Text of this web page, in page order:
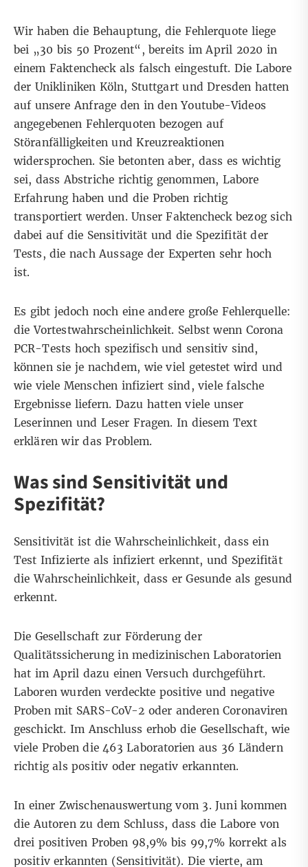
Wir haben die Behauptung, die Fehlerquote liege
bei „30 bis 50 Prozent“, bereits im April 2020 in
einemFaktencheckals falsch eingestuft. Die Labore
der Unikliniken Köln, Stuttgart und Dresden hatten
auf unsere Anfrage den in den Youtube-Videos
angegebenen Fehlerquoten bezogen auf
Störanfälligkeiten und Kreuzreaktionen
widersprochen. Sie betonten aber, dass es wichtig
sei, dass Abstriche richtig genommen, Labore
Erfahrung haben und die Proben richtig
transportiert werden. Unser Faktencheck bezog sich
dabei auf die Sensitivität und die Spezifitätder
Tests, die nach Aussage der Experten sehr hoch
ist.
Es gibt jedoch noch eine andere große Fehlerquelle:
die Vortestwahrscheinlichkeit. Selbst wenn Corona
PCR-Tests hoch spezifisch und sensitiv sind,
können sie je nachdem, wie viel getestet wird und
wie viele Menschen infiziert sind, viele falsche
Ergebnisse liefern. Dazu hatten viele unser
Leserinnen und Leser Fragen. In diesem Text
erklären wir das Problem.
Was sind Sensitivität und
Spezifität?
Sensitivität ist die Wahrscheinlichkeit, dass ein
Test Infizierte als infiziert erkennt, und Spezifität
die Wahrscheinlichkeit, dass er Gesunde als gesund
erkennt.
Die Gesellschaft zur Förderung der
Qualitätssicherung in medizinischen Laboratorien
hat im April dazu einenVersuchdurchgeführt.
Laboren wurden verdeckte positive und negative
Proben mit SARS-CoV-2 oder anderen Coronaviren
geschickt. Im Anschluss erhob die Gesellschaft, wie
viele Proben die 463 Laboratorien aus 36 Ländern
richtig als positiv oder negativ erkannten.
In einer Zwischenauswertung vom 3. Juni kommen
die Autoren zu dem Schluss, dass die Labore von
drei positiven Proben 98,9% bis 99,7% korrekt als
positiv erkannten (Sensitivität). Die vierte, am